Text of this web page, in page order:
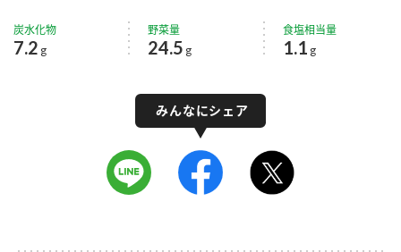
炭水化物
7.2 g
野菜量
24.5 g
食塩相当量
1.1 g